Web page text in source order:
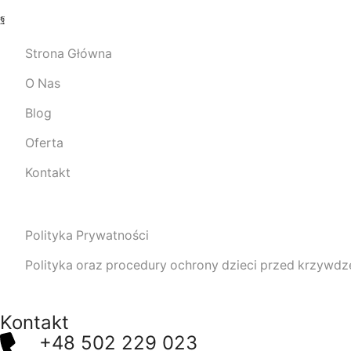
Strona Główna
O Nas
Blog
Oferta
Kontakt
Polityka Prywatności
Polityka oraz procedury ochrony dzieci przed
Kontakt
+48 502 229 023